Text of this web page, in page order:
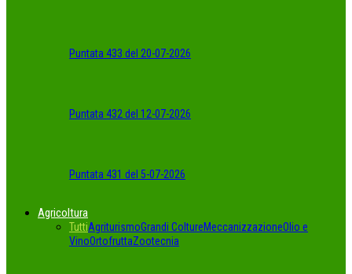
Puntata 433 del 20-07-2026
Puntata 432 del 12-07-2026
Puntata 431 del 5-07-2026
Agricoltura
TuttiAgriturismoGrandi ColtureMeccanizzazioneOlio e
VinoOrtofruttaZootecnia